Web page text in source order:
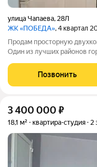
улица Чапаева, 28Л
ЖК «ПОБЕДА», 4 квартал
Продам просторную
Один из лучших районов
убрали одну лоджию. В
современный ремонт. Две
Позвонить
3 400 000 ₽
18,1 м² квартира-студия 2